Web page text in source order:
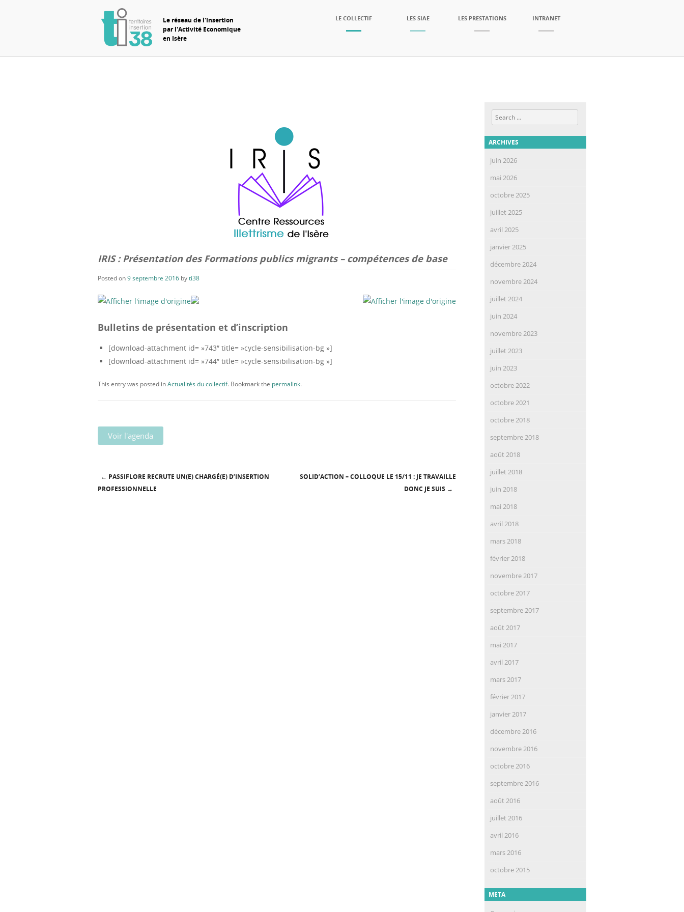
Le réseau de l'Insertion
par l'Activité Economique
en Isère
LE COLLECTIF LES SIAE LES PRESTATIONS INTRANET
IRIS : Présentation des Formations publics migrants – compétences de base
Posted on9 septembre 2016 byti38
Bulletins de présentation et d’inscription
[download-attachment id= »743″ title= »cycle-sensibilisation-bg »]
[download-attachment id= »744″ title= »cycle-sensibilisation-bg »]
This entry was posted inActualités du collectif. Bookmark the permalink.
Voir l'agenda
Post navigation
← PASSIFLORE RECRUTE UN(E) CHARGÉ(E) D’INSERTION
PROFESSIONNELLE
SOLID’ACTION – COLLOQUE LE 15/11 : JE TRAVAILLE
DONC JE SUIS →
Search
ARCHIVES
juin 2026
mai 2026
octobre 2025
juillet 2025
avril 2025
janvier 2025
décembre 2024
novembre 2024
juillet 2024
juin 2024
novembre 2023
juillet 2023
juin 2023
octobre 2022
octobre 2021
octobre 2018
septembre 2018
août 2018
juillet 2018
juin 2018
mai 2018
avril 2018
mars 2018
février 2018
novembre 2017
octobre 2017
septembre 2017
août 2017
mai 2017
avril 2017
mars 2017
février 2017
janvier 2017
décembre 2016
novembre 2016
octobre 2016
septembre 2016
août 2016
juillet 2016
avril 2016
mars 2016
octobre 2015
META